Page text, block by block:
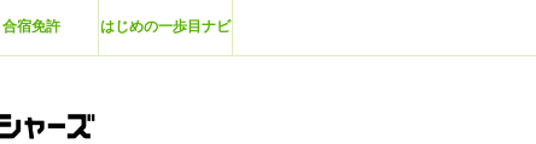
合宿免許 はじめの一歩目ナビ